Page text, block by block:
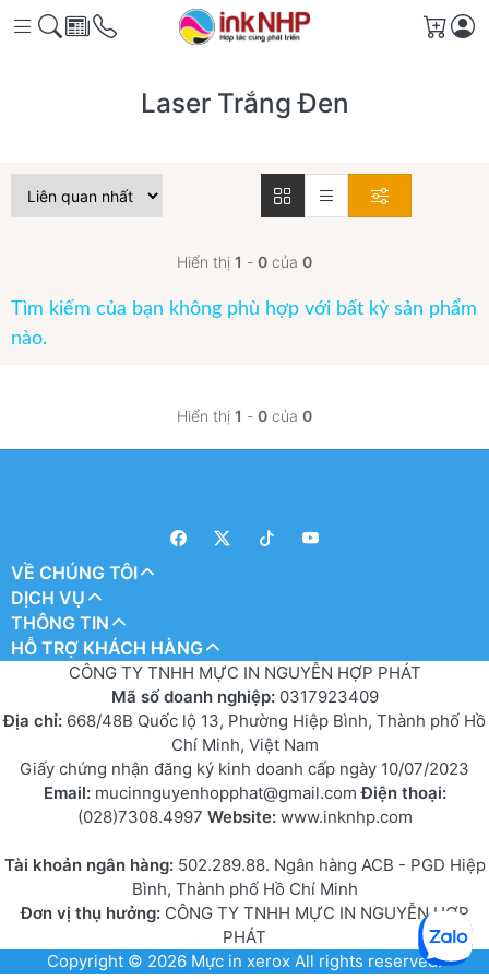
Giỏ
Laser Trắng Đen
Hiển thị 1 - 0 của 0
Tìm kiếm của bạn không phù hợp với bất kỳ sản phẩm
nào.
Hiển thị 1 - 0 của 0
VỀ CHÚNG TÔI
DỊCH VỤ
THÔNG TIN
HỖ TRỢ KHÁCH HÀNG
CÔNG TY TNHH MỰC IN NGUYỄN HỢP PHÁT
Mã số doanh nghiệp: 0317923409
Địa chỉ: 668/48B Quốc lộ 13, Phường Hiệp Bình, Thành phố Hồ
Chí Minh, Việt Nam
Giấy chứng nhận đăng ký kinh doanh cấp ngày 10/07/2023
Email: mucinnguyenhopphat@gmail.comĐiện thoại:
(028)7308.4997 Website: www.inknhp.com
Tài khoản ngân hàng: 502.289.88. Ngân hàng ACB - PGD Hiệp
Bình, Thành phố Hồ Chí Minh
Đơn vị thụ hưởng:CÔNG TY TNHH MỰC IN NGUYỄN HỢP
PHÁT
Copyright © 2026 Mực in xerox All rights reserved.